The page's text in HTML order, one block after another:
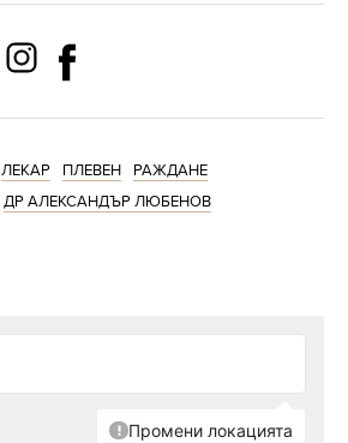
ЛЕКАР ПЛЕВЕН
РАЖДАНЕ
ДР АЛЕКСАНДЪР ЛЮБЕНОВ